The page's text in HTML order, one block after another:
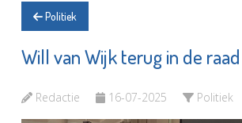
Politiek
Will van Wijk terug in de raad
Redactie 16-07-2025 Politiek